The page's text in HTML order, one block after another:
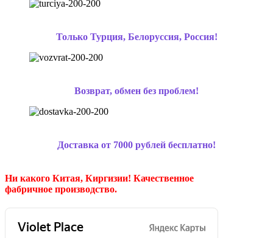
Только Турция, Белоруссия, Россия!
Возврат, обмен без проблем!
Доставка от 7000 рублей бесплатно!
Ни какого Китая, Киргизии! Качественное
фабричное производство.